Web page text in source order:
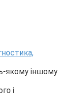
якому іншому
і